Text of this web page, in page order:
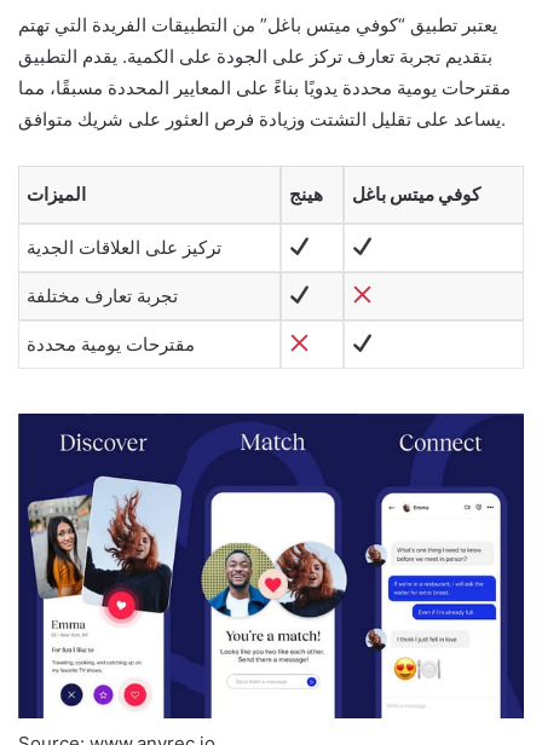
يعتبر تطبيق “كوفي ميتس باغل” من التطبيقات الفريدة التي تهتم
بتقديم تجربة تعارف تركز على الجودة على الكمية. يقدم التطبيق
مقترحات يومية محددة يدويًا بناءً على المعايير المحددة مسبقًا، مما
يساعد على تقليل التشتت وزيادة فرص العثور على شريك متوافق.
الميزات هينج كوفي ميتس باغل
تركيز على العلاقات الجدية
تجربة تعارف مختلفة
مقترحات يومية محددة